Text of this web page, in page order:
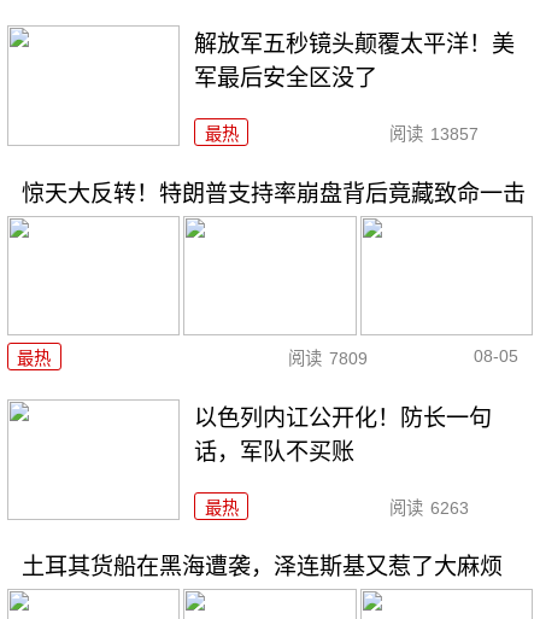
解放军五秒镜头颠覆太平洋！美
军最后安全区没了
最热 阅读 13857
惊天大反转！特朗普支持率崩盘背后竟藏致命一击
最热 阅读 7809 08-05
以色列内讧公开化！防长一句
话，军队不买账
最热 阅读 6263
土耳其货船在黑海遭袭，泽连斯基又惹了大麻烦